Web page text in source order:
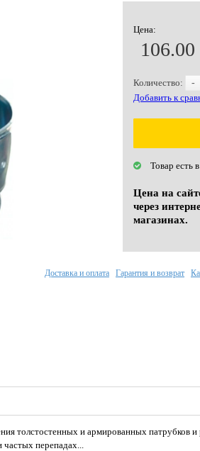
Цена:
Количество: -
Добавить к
Товар есть
Цена на
через
магазинах.
толстостенных и армированных патрубков и
перепадах...
Доставка и оплата Гарантия и возврат